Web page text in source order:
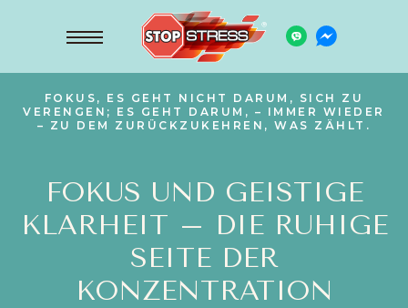
FOKUS, ES GEHT NICHT DARUM, SICH ZU
VERENGEN; ES GEHT DARUM, – IMMER WIEDER
– ZU DEM ZURÜCKZUKEHREN, WAS ZÄHLT.
FOKUS UND GEISTIGE
KLARHEIT – DIE RUHIGE
SEITE DER
KONZENTRATION